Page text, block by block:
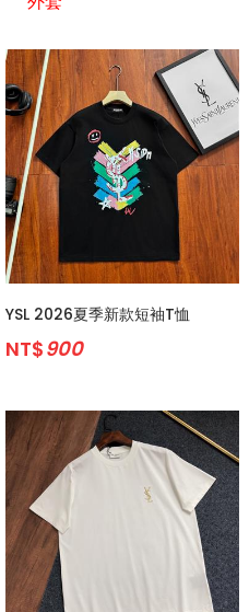
YSL 2026夏季新款短袖T恤
NT$900